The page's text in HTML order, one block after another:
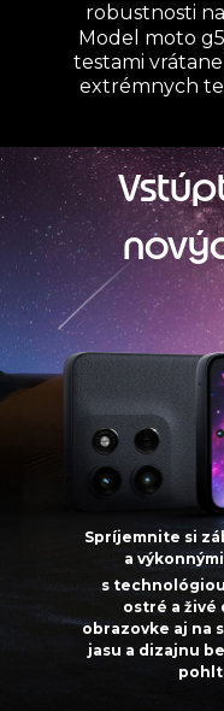
robustnosti
Model moto
testami
extrémnych
Spríjemnite si
a
s
ostré a živé
obrazovke aj na
jasu a dizajnu